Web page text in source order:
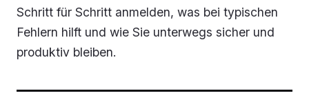
Schritt für Schritt anmelden, was bei typischen
Fehlern hilft und wie Sie unterwegs sicher und
produktiv bleiben.